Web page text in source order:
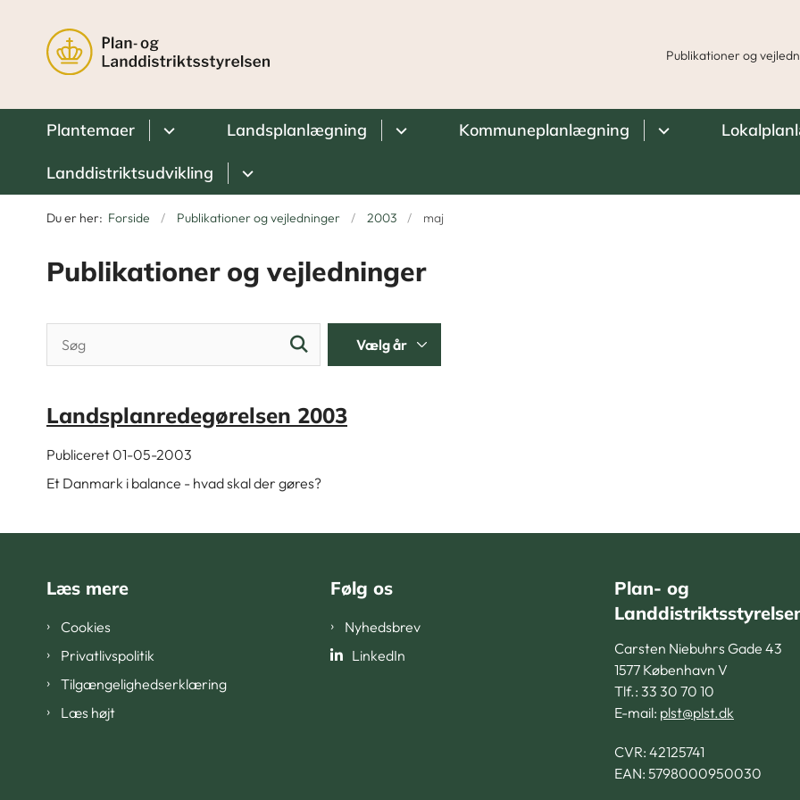
Publikationer og
Plantemaer Landsplanlægning Kommuneplanlægning
Landdistriktsudvikling
Du er her: Forside Publikationer og vejledninger 2003 maj
Publikationer og vejledninger
Landsplanredegørelsen 2003
Publiceret 01-05-2003
Et Danmark i balance - hvad skal der gøres?
Læs mere
Cookies
Privatlivspolitik
Tilgængelighedserklæring
Læs højt
Følg os
Nyhedsbrev
LinkedIn
Plan- og
Carsten Niebuhrs Gade 43
1577 København V
Tlf.: 33 30 70 10
E-mail: plst@plst.dk
CVR: 42125741
EAN: 5798000950030